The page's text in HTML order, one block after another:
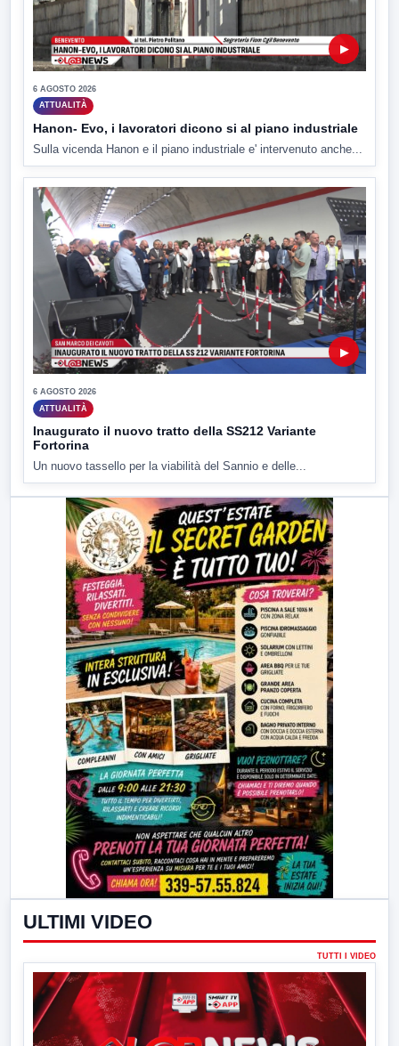
▶
6 AGOSTO 2026
ATTUALITÀ
Hanon- Evo, i lavoratori dicono si al piano industriale
Sulla vicenda Hanon e il piano industriale e' intervenuto anche...
▶
6 AGOSTO 2026
ATTUALITÀ
Inaugurato il nuovo tratto della SS212 Variante
Fortorina
Un nuovo tassello per la viabilità del Sannio e delle...
ULTIMI VIDEO
TUTTI I VIDEO